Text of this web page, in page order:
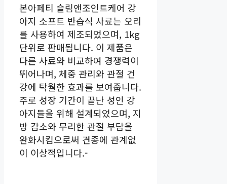
본아페티 슬림앤조인트케어 강
아지 소프트 반습식 사료는 오리
를 사용하여 제조되었으며, 1kg
단위로 판매됩니다. 이 제품은
다른 사료와 비교하여 경쟁력이
뛰어나며, 체중 관리와 관절 건
강에 탁월한 효과를 보여줍니다.
주로 성장 기간이 끝난 성인 강
아지들을 위해 설계되었으며, 지
방 감소와 무리한 관절 부담을
완화시킴으로써 견종에 관계없
이 이상적입니다.-